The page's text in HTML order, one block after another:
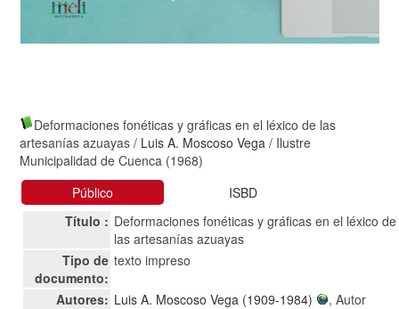
Deformaciones fonéticas y gráficas en el léxico de las
artesanías azuayas / Luis A. Moscoso Vega / Ilustre
Municipalidad de Cuenca (1968)
Público
ISBD
Título : Deformaciones fonéticas y gráficas en el léxico de
las artesanías azuayas
Tipo de
documento:
texto impreso
Autores: Luis A. Moscoso Vega (1909-1984)
, Autor